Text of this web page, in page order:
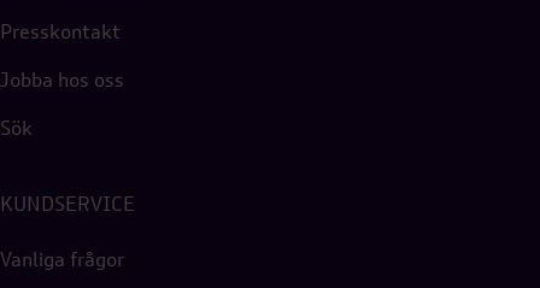
Presskontakt
Jobba hos oss
Sök
KUNDSERVICE
Vanliga frågor